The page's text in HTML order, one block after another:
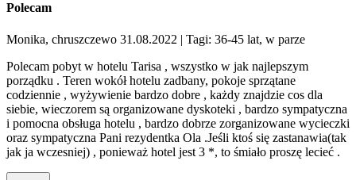
Polecam
Monika, chruszczewo 31.08.2022 | Tagi: 36-45 lat, w parze
Polecam pobyt w hotelu Tarisa , wszystko w jak najlepszym
porządku . Teren wokół hotelu zadbany, pokoje sprzątane
codziennie , wyżywienie bardzo dobre , każdy znajdzie cos dla
siebie, wieczorem są organizowane dyskoteki , bardzo sympatyczna
i pomocna obsługa hotelu , bardzo dobrze zorganizowane wycieczki
oraz sympatyczna Pani rezydentka Ola .Jeśli ktoś się zastanawia(tak
jak ja wczesniej) , ponieważ hotel jest 3 *, to śmiało proszę lecieć .